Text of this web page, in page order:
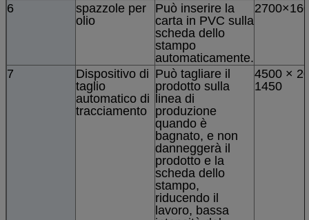
6
spazzole per
olio
Può inserire la
carta in PVC sulla
scheda dello
stampo
automaticamente.
7
Dispositivo di
taglio
automatico di
tracciamento
Può tagliare il
prodotto sulla
linea di
produzione
quando è
bagnato, e non
danneggerà il
prodotto e la
scheda dello
stampo,
riducendo il
lavoro, bassa
4500 ×
1450